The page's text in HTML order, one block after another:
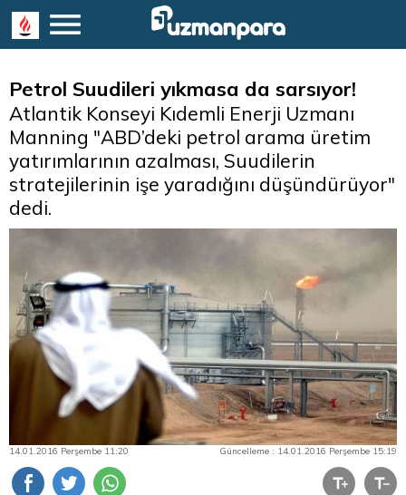
Petrol Suudileri yıkmasa da sarsıyor!
Atlantik Konseyi Kıdemli Enerji Uzmanı
Manning "ABD’deki petrol arama üretim
yatırımlarının azalması, Suudilerin
stratejilerinin işe yaradığını düşündürüyor"
dedi.
14.01.2016 Perşembe 11:20 Güncelleme : 14.01.2016 Perşembe 15:19